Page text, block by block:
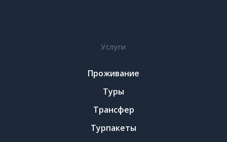
Услуги
Проживание
Туры
Трансфер
Турпакеты